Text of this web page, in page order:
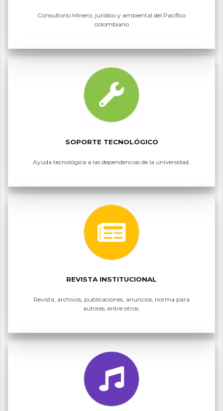
Consultorio Minero, jurídico y ambiental del Pacífico
colombiano
SOPORTE TECNOLÓGICO
Ayuda tecnológica a las dependencias de la universidad.
REVISTA INSTITUCIONAL
Revista, archivos, publicaciones, anuncios, norma para
autores, entre otros.